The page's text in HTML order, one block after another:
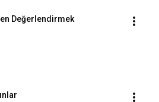
Değerlendirmek